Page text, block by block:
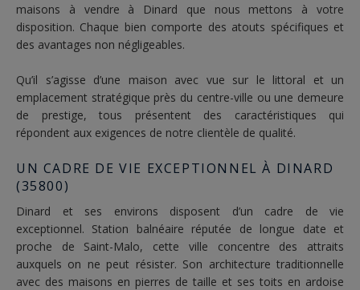
maisons à vendre à Dinard que nous mettons à votre
disposition. Chaque bien comporte des atouts spécifiques et
des avantages non négligeables.
Qu’il s’agisse d’une maison avec vue sur le littoral et un
emplacement stratégique près du centre-ville ou une demeure
de prestige, tous présentent des caractéristiques qui
répondent aux exigences de notre clientèle de qualité.
UN CADRE DE VIE EXCEPTIONNEL À DINARD
(35800)
Dinard et ses environs disposent d’un cadre de vie
exceptionnel. Station balnéaire réputée de longue date et
proche de Saint-Malo, cette ville concentre des attraits
auxquels on ne peut résister. Son architecture traditionnelle
avec des maisons en pierres de taille et ses toits en ardoise